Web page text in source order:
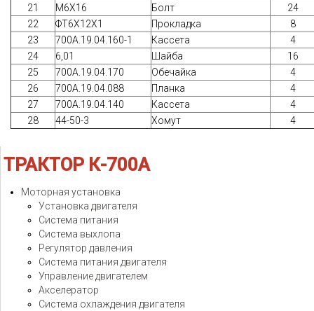
21
М6Х16 Болт
24
22
ФТ6Х12Х1 Прокладка
8
23
700A.19.04.160-1 Кассета
4
24
6,01 Шайба
16
25
700A.19.04.170 Обечайка
4
26
700A.19.04.088 Планка
4
27
700А.19.04.140 Кассета
4
28
44-50-3 Хомут 4
ТРАКТОР К-700А
Моторная установка
Установка двигателя
Система питания
Система выхлопа
Регулятор давления
Система питания двигателя
Управление двигателем
Акселератор
Система охлаждения двигателя